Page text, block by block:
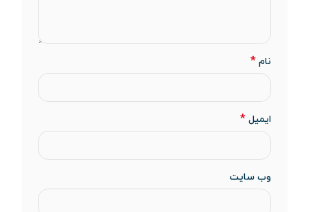
نام *
ایمیل *
وب‌ سایت